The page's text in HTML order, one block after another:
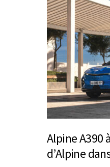
Alpine A390
d’Alpine